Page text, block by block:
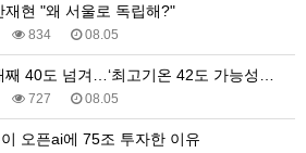
재현 "왜 서울로 독립해?"
834 08.05
째 40도 넘겨…‘최고기온 42도 가능성…
727 08.05
오픈ai에 75조 투자한 이유